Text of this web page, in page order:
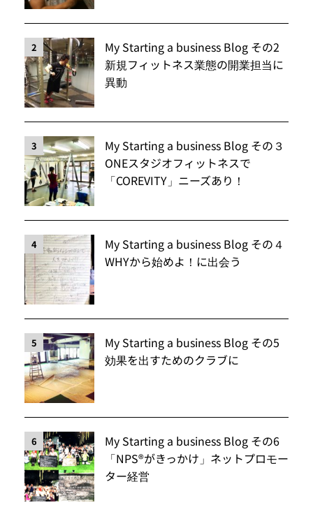
2
My Starting a business Blog その2
新規フィットネス業態の開業担当に
異動
3
My Starting a business Blog その３
ONEスタジオフィットネスで
「COREVITY」ニーズあり！
4
My Starting a business Blog その４
WHYから始めよ！に出会う
5
My Starting a business Blog その5
効果を出すためのクラブに
6
My Starting a business Blog その6
「NPS®️がきっかけ」ネットプロモー
ター経営